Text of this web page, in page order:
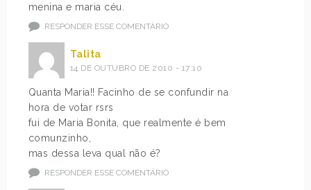
menina e maria céu.
RESPONDER ESSE COMENTÁRIO
Talita
14 DE OUTUBRO DE 2010 - 17:10
Quanta Maria!! Facinho de se confundir na
hora de votar rsrs
fui de Maria Bonita, que realmente é bem
comunzinho,
mas dessa leva qual não é?
RESPONDER ESSE COMENTÁRIO